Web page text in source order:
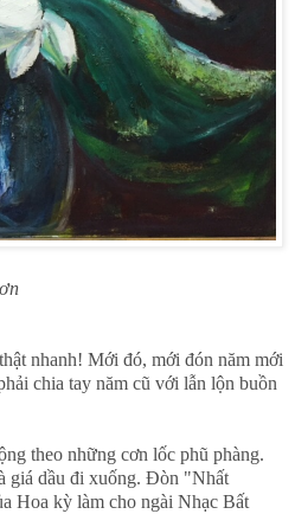
nhanh! Mới đó, mới đón năm mới
chia tay năm cũ với lẫn lộn buồn
theo những cơn lốc phũ phàng.
giá dầu đi xuống. Đòn "Nhất
Hoa kỳ làm cho ngài Nhạc Bất